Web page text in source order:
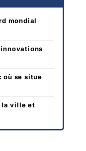
mondial
où se situe
la ville et